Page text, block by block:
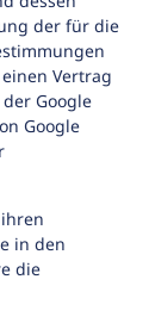
der für die
Vertrag
Google
Google
in den
die